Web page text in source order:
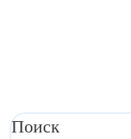
Поиск